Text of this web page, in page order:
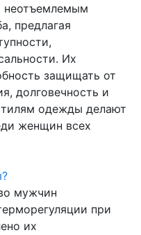
предлагая
Их
защищать от
долговечность и
одежды делают
женщин всех
мужчин
при
их